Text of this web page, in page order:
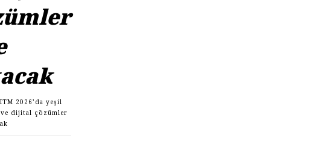
ITM 2026’da yeşil
ve dijital çözümler